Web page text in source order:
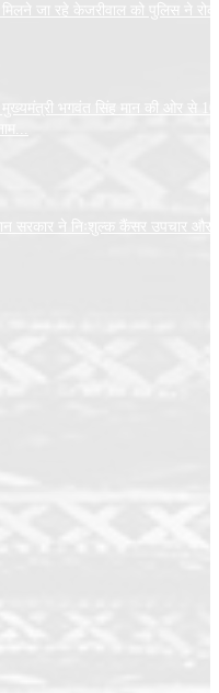
जा रहे केजरीवाल को पुलिस ने
मुख्यमंत्री भगवंत सिंह मान की ओर से
सरकार ने निःशुल्क कैंसर उपचार और